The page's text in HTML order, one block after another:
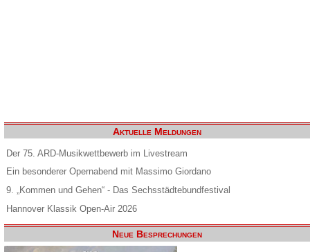
Aktuelle Meldungen
Der 75. ARD-Musikwettbewerb im Livestream
Ein besonderer Opernabend mit Massimo Giordano
9. „Kommen und Gehen“ - Das Sechsstädtebundfestival
Hannover Klassik Open-Air 2026
Neue Besprechungen